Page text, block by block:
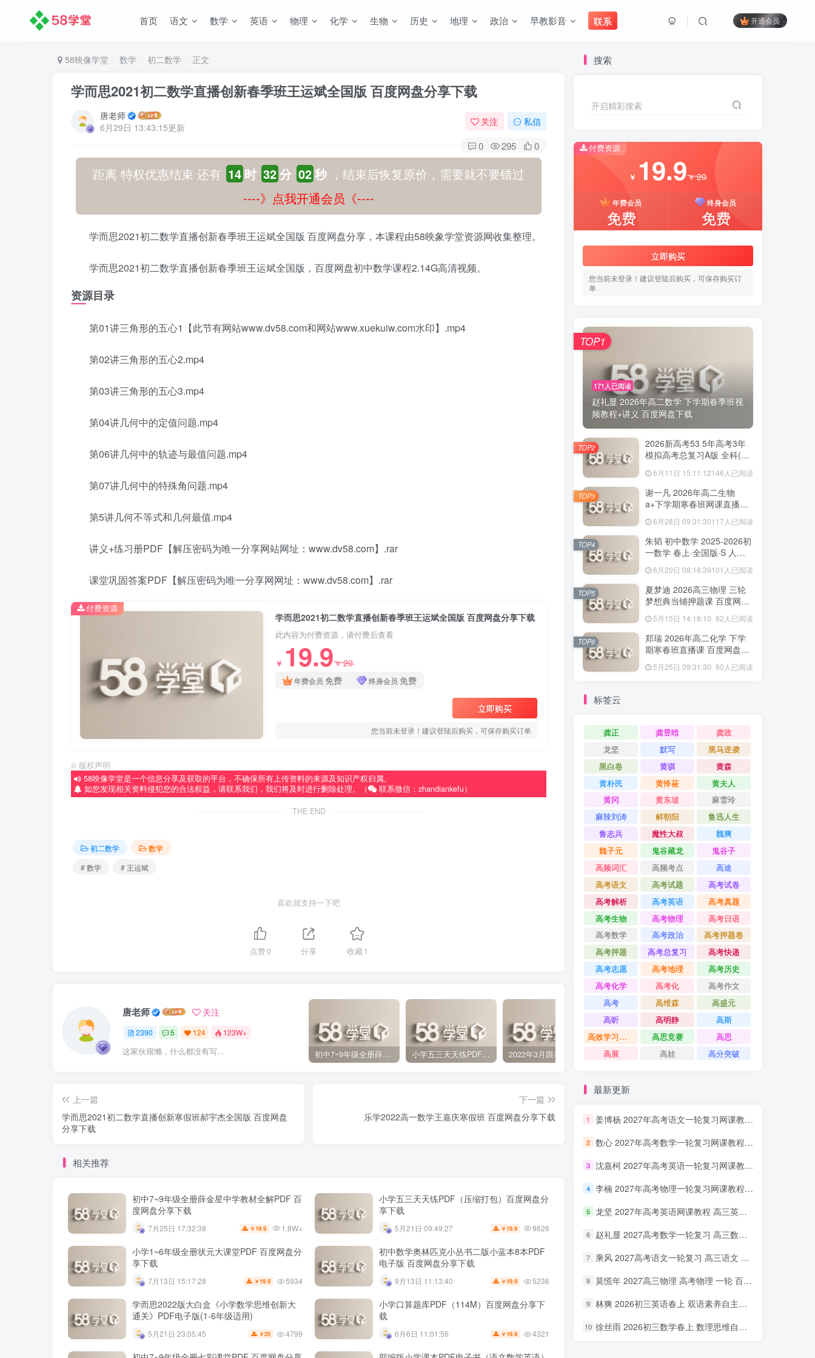
首页 语文 数学 英语 物理 化学 生物 历史 地理 政治 早教影音 联系 开通会员
58映像学堂 数学 初二数学 正文
学而思2021初二数学直播创新春季班王运斌全国版 百度网盘分享下载
唐老师
6月29日 13:43:15更新
关注 私信
0 295 0
距离 特权优惠结束 还有 14 时 32分 01秒，结束后恢复原价，需要就不要错过
----》点我开通会员《----
学而思2021初二数学直播创新春季班王运斌全国版 百度网盘分享，本课程由58映象学堂资源网收集整理。
学而思2021初二数学直播创新春季班王运斌全国版，百度网盘初中数学课程2.14G高清视频。
资源目录
第01讲三角形的五心1【此节有网站www.dv58.com和网站www.xuekuiw.com水印】.mp4
第02讲三角形的五心2.mp4
第03讲三角形的五心3.mp4
第04讲几何中的定值问题.mp4
第06讲几何中的轨迹与最值问题.mp4
第07讲几何中的特殊角问题.mp4
第5讲几何不等式和几何最值.mp4
讲义+练习册PDF【解压密码为唯一分享网站网址：www.dv58.com】.rar
课堂巩固答案PDF【解压密码为唯一分享网网址：www.dv58.com】.rar
学而思2021初二数学直播创新春季班王运斌全国版 百度网盘分享下载
此内容为付费资源，请付费后查看
￥ 19.9￥20
年费会员 免费 终身会员 免费
立即购买
您当前未登录！建议登陆后购买，可保存购买订单
付费资源
© 版权声明
58映像学堂是一个信息分享及获取的平台，不确保所有上传资料的来源及知识产权归属。
如您发现相关资料侵犯您的合法权益，请联系我们，我们将及时进行删除处理。（
联系微信：zhandiankefu）
THE END
初二数学
数学
# 数学
# 王运斌
喜欢就支持一下吧
点赞0 分享 收藏1
唐老师 关注
2390 5 124 123W+
这家伙很懒，什么都没有写... 初中7~9年级全册薛金星中学教材全解PDF 百度网盘分享下载 小学五三天天练PDF（压缩打包）百度网盘分享下载
上一篇
学而思2021初二数学直播创新寒假班郝宇杰全国版 百度网盘
分享下载
下一篇
乐学2022高一数学王嘉庆寒假班 百度网盘分享下载
相关推荐
初中7~9年级全册薛金星中学教材全解PDF 百
度网盘分享下载
7月25日 17:32:38 ￥ 19.9 1.8W+
小学五三天天练PDF（压缩打包）百度网盘分
享下载
5月21日 09:49:27 ￥ 19.9 9626
小学1~6年级全册状元大课堂PDF 百度网盘分
享下载
7月13日 15:17:28 ￥ 19.9 5934
初中数学奥林匹克小丛书二版小蓝本8本PDF
电子版 百度网盘分享下载
9月13日 11:13:40 ￥ 19.9 5236
学而思2022版大白盒《小学数学思维创新大
通关》PDF电子版(1-6年级适用)
5月21日 23:05:45 ￥25 4799
小学口算题库PDF（114M）百度网盘分享下
载
6月6日 11:01:56 ￥ 19.9 4321
搜索
开启精彩搜索
付费资源
￥ 19.9￥20
年费会员
免费
终身会员
免费
立即购买
您当前未登录！建议登陆后购买，可保存购买订
单
171人已阅读
赵礼显 2026年高二数学 下学期春季班视
频教程+讲义 百度网盘下载
TOP1
2026新高考53 5年高考3年
模拟高考总复习A版 全科(无
6月11日 15:11:12146人已阅读
TOP2
谢一凡 2026年高二生物
a+下学期寒春班网课直播教
6月28日 09:31:30117人已阅读
TOP3
朱韬 初中数学 2025-2026初
一数学 春上·全国版·S 人教
6月20日 08:18:39101人已阅读
TOP4
夏梦迪 2026高三物理 三轮
梦想典当铺押题课 百度网盘
5月15日 14:18:10 82人已阅读
TOP5
郑瑞 2026年高二化学 下学
期寒春班直播课 百度网盘下
5月25日 09:31:30 80人已阅读
TOP6
标签云
龚正 龚昱晗
龚政
龙坚
默写
黑马逆袭
黑白卷
黄骐
黄森
黄朴民
黄怿莜
黄夫人
黄冈
黄东坡
麻雪玲
麻辣刘涛
鲜朝阳
鲁迅人生
鲁志兵
魔性大叔
魏爽
魏子元
鬼谷藏龙
鬼谷子
高频词汇
高频考点
高途
高考语文
高考试题
高考试卷
高考解析
高考英语
高考真题
高考生物
高考物理
高考日语
高考数学
高考政治
高考押题卷
高考押题
高考总复习
高考快递
高考志愿
高考地理
高考历史
高考化学
高考化
高考作文
高考
高维森
高盛元
高昕
高明静
高斯
高效学习方法课
高思竞赛
高思
高展
高娃 高分突破
最新更新
1 姜博杨 2027年高考语文一轮复习网课教程 高三语文 上学期暑假班视频教程 百度网盘下载
2 数心 2027年高考数学一轮复习网课教程 高三数学 上学期暑假班视频教程 百度网盘下载
3 沈嘉柯 2027年高考英语一轮复习网课教程 高三英语 上学期暑假班视频教程 百度网盘下载
4 李楠 2027年高考物理一轮复习网课教程 高三物理 上学期暑假班视频教程 百度网盘下载
5 龙坚 2027年高考英语网课教程 高三英语 一轮复习视频教程 百度网盘下载
6 赵礼显 2027高考数学一轮复习 高三数学 网课视频教程暑假班 百度网盘下载
7 乘风 2027高考语文一轮复习 高三语文 网课视频教程暑秋班 百度网盘下载
8 莫慌年 2027高三物理 高考物理 一轮 百度网盘下载
9 林爽 2026初三英语春上 双语素养自主学习·TY·A+（一期）百度网盘下载
10 徐丝雨 2026初三数学春上 数理思维自主学习·TY·A+（二期）百度网盘下载